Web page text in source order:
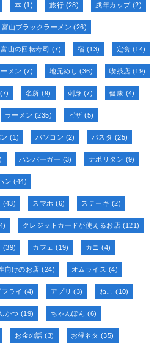
本 (1) 旅行 (28) 戌年カップ(2)
富山ブラックラーメン (26)
富山の回転寿司 (7) 宿 (13) 定食 (14)
メン (7) 地元めし (36) 喫茶店 (19)
(7) 名所 (9) 刺身 (7) 健康 (4)
ラーメン (235) ピザ (5)
(1) パソコン (2) パスタ (25)
ハンバーガー (3) ナポリタン (9)
ン (44)
(43) スマホ (6) ステーキ (2)
クレジットカードが使えるお店 (121)
(39) カフェ (19) カニ (4)
向けのお店 (24) オムライス (4)
フライ (4) アプリ (3) ねこ (10)
かつ (19) ちゃんぽん (6)
お金の話 (3) お得ネタ (35)